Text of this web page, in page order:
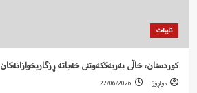
تایبەت
کوردستان، خاڵی بەریەککەوتنی خەباتە ڕزگاریخوازانەکان
دواڕۆژ 22/06/2026